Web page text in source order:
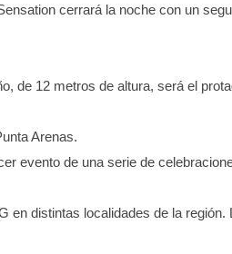
cerrará la noche con un
de 12 metros de altura, será el
Arenas.
evento de una serie de
en distintas localidades de la región.